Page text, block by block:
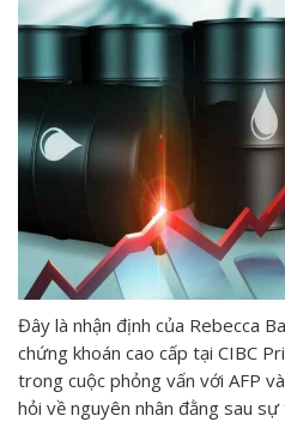
Đây là nhận định của Rebecca
chứng khoán cao cấp tại CIBC
trong cuộc phỏng vấn với AFP
hỏi về nguyên nhân đằng sau sự